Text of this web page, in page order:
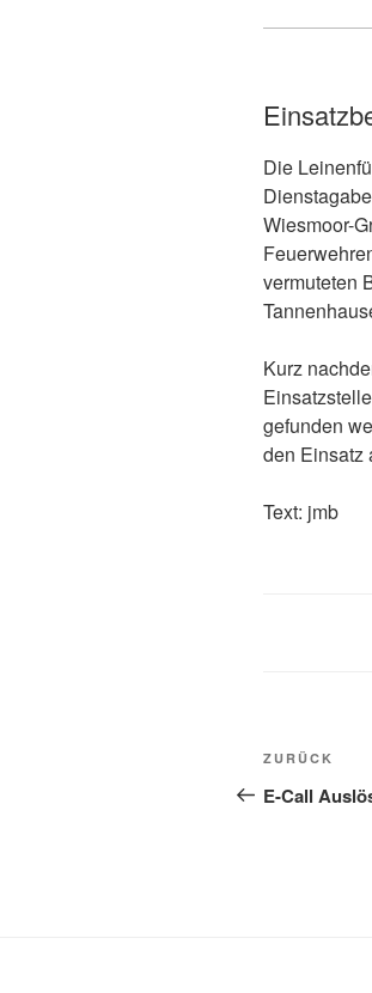
Die
Wiesmoor-
vermuteten
Kurz
gefunden
den Einsatz
ZURÜCK
E-Call